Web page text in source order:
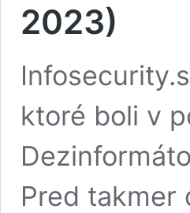
2023)
ktoré boli v
Pred takmer